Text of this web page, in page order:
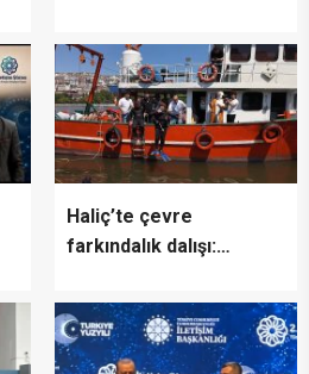
çınarı vefat etti
Haliç’te çevre
farkındalık dalışı:
asla mümkün değil”